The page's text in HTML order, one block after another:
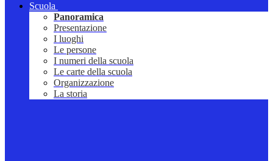
Scuola
Panoramica
Presentazione
I luoghi
Le persone
I numeri della scuola
Le carte della scuola
Organizzazione
La storia